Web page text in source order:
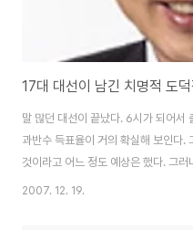
17대 대선이 남긴 치명적 도덕
말 많던 대선이 끝났다. 6시가 되어서
과반수 득표율이 거의 확실해 보인다.
것이라고 어느 정도 예상은 했다. 그
보에 대한 비판여론이 전국적으로 들
2007. 12. 19.